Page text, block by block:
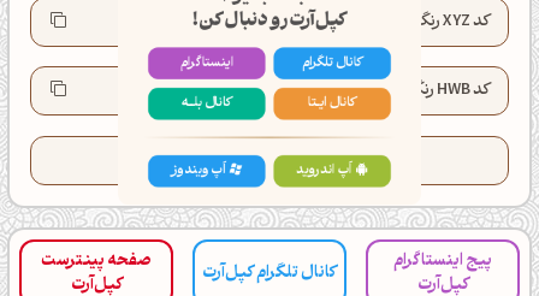
کد XYZ رنگ: XYZ(3.3, 3.4, 3.7)
کد HWB رنگ: HWB(0°, 20%, 80%)
تعداد کدهای کپی شده این رنگ:194
پیج اینستاگرام
کپل‌آرت
کانال تلگرام کپل‌آرت
صفحه پینترست
کپل‌آرت
کانال تلگرام
اینستاگرام
کانال ایــتا
کانال بلـــه
اَپ اندروید اَپ ویندوز